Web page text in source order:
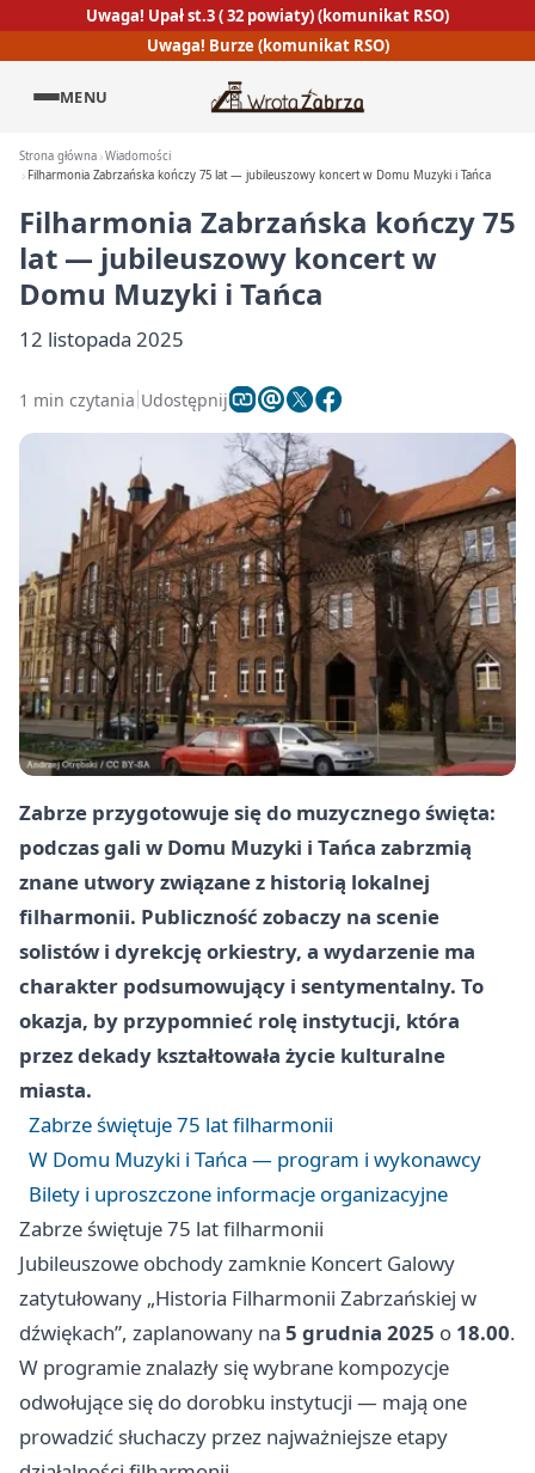
Uwaga! Upał st.3 ( 32 powiaty) (komunikat RSO)
Uwaga! Burze (komunikat RSO)
MENU
Strona główna Wiadomości
Filharmonia Zabrzańska kończy 75 lat — jubileuszowy koncert w Domu Muzyki i Tańca
Filharmonia Zabrzańska kończy 75
lat — jubileuszowy koncert w
Domu Muzyki i Tańca
12 listopada 2025
1 min czytania Udostępnij
Zabrze przygotowuje się do muzycznego święta:
podczas gali w Domu Muzyki i Tańca zabrzmią
znane utwory związane z historią lokalnej
filharmonii. Publiczność zobaczy na scenie
solistów i dyrekcję orkiestry, a wydarzenie ma
charakter podsumowujący i sentymentalny. To
okazja, by przypomnieć rolę instytucji, która
przez dekady kształtowała życie kulturalne
miasta.
Zabrze świętuje 75 lat filharmonii
W Domu Muzyki i Tańca — program i wykonawcy
Bilety i uproszczone informacje organizacyjne
Zabrze świętuje 75 lat filharmonii
Jubileuszowe obchody zamknie Koncert Galowy
zatytułowany „Historia Filharmonii Zabrzańskiej w
dźwiękach”, zaplanowany na 5 grudnia 2025 o 18.00.
W programie znalazły się wybrane kompozycje
odwołujące się do dorobku instytucji — mają one
prowadzić słuchaczy przez najważniejsze etapy